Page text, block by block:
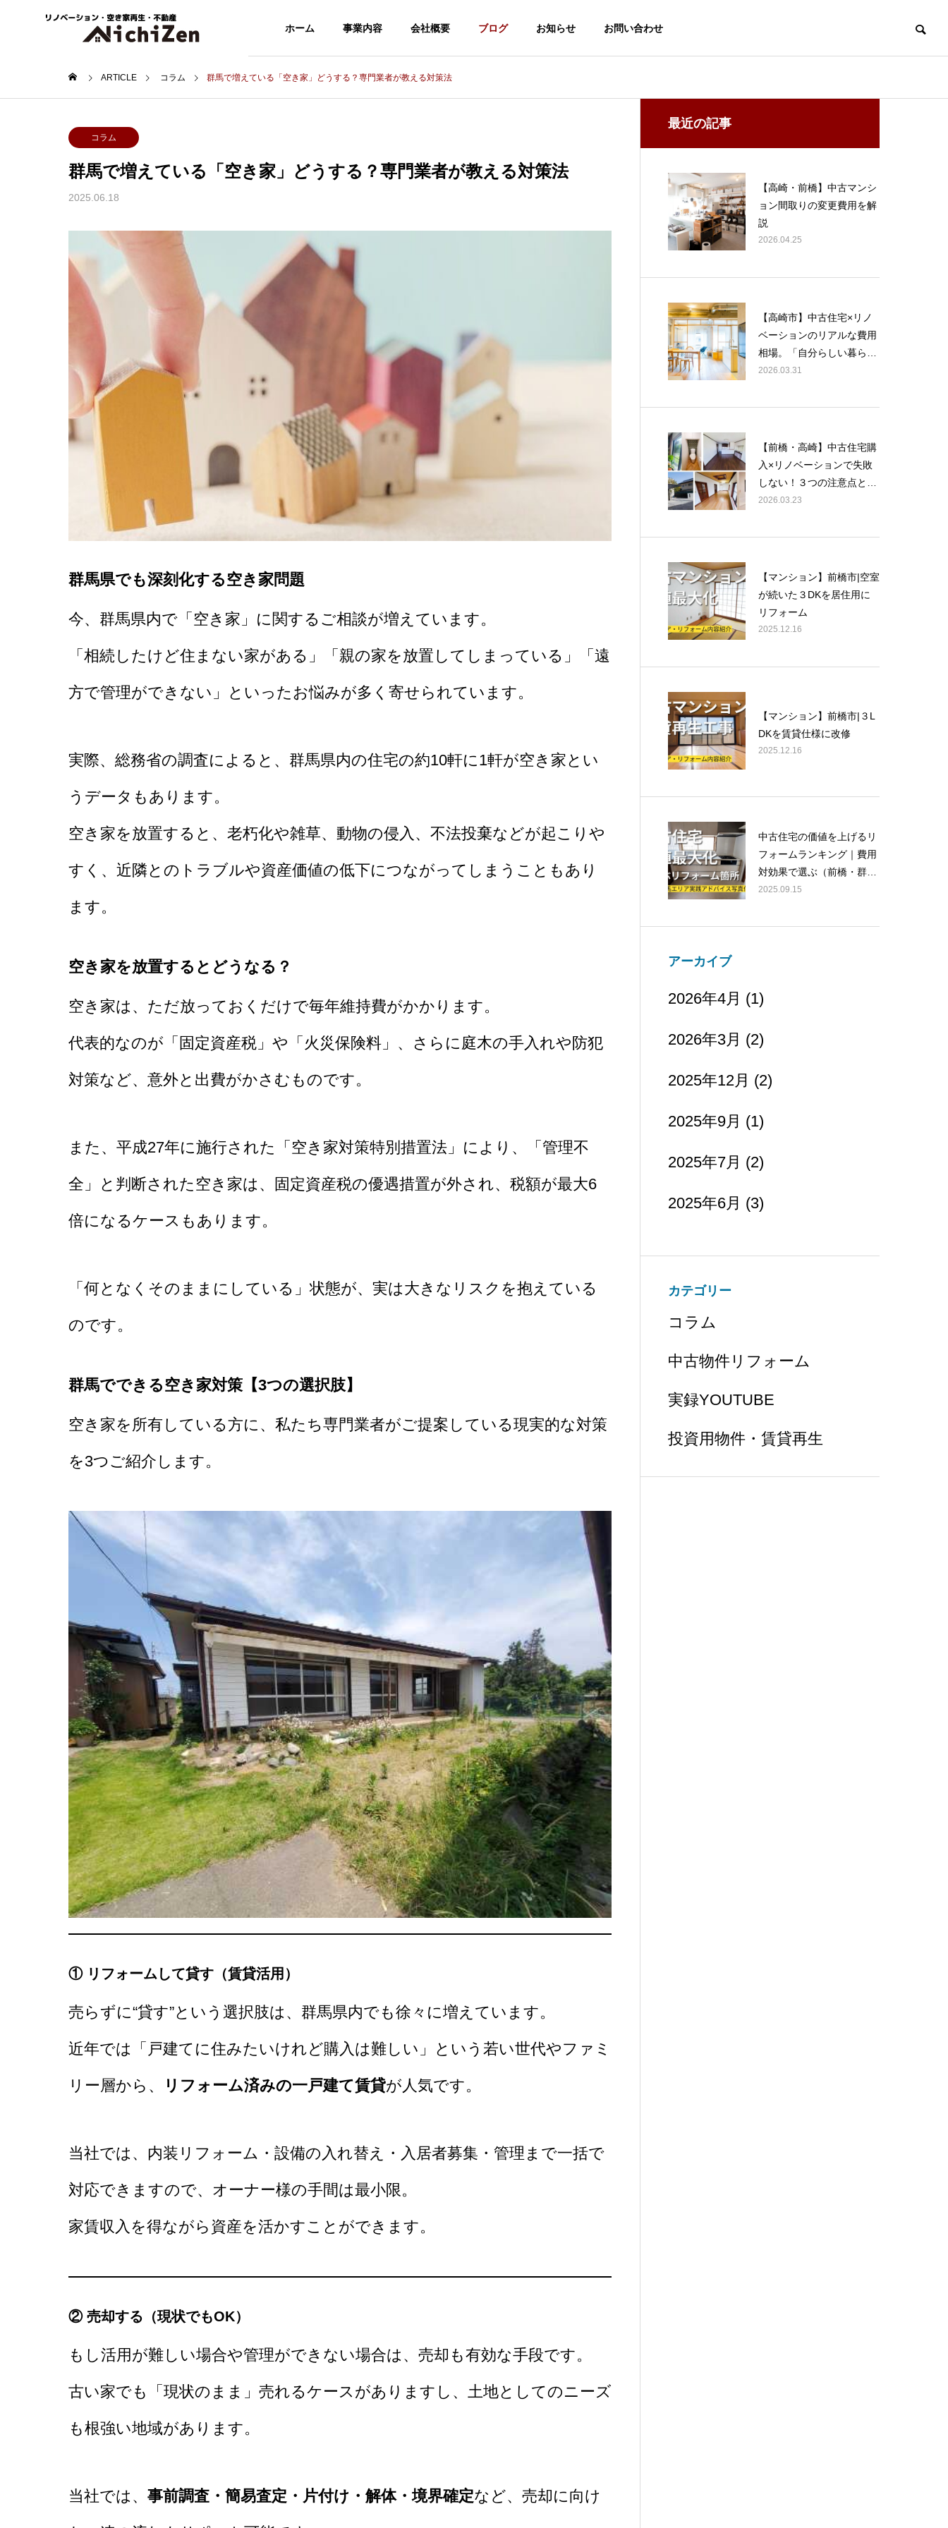
ホーム 事業内容 会社概要 ブログ お知らせ お問い合わせ
SERVICE
賃貸・空き家
再生
賃貸物件・空き
家の再生事業
不動産物件情
COMPANY
COMPANY
会社概要
ACCESS
ARTICLE
記事
【高崎・前橋】中古マ
ンション間取りの変
更費用を解説
【高崎市】中古住宅×
リノベーションのリ
アルな費用相場。
し」を手に入れる物
つの注意点と使える
補助金
市|空室が続いた３DK
を居住用にリフォー
ム
市|３LDK
ARTICLE コラム 群馬で増えている「空き家」どうする？専門業者が教える対策法
コラム
群馬で増えている「空き家」どうする？専門業者が教える対策法
2025.06.18
群馬県でも深刻化する空き家問題
今、群馬県内で「空き家」に関するご相談が増えています。
「相続したけど住まない家がある」「親の家を放置してしまっている」「遠
方で管理ができない」といったお悩みが多く寄せられています。
実際、総務省の調査によると、群馬県内の住宅の約10軒に1軒が空き家とい
うデータもあります。
空き家を放置すると、老朽化や雑草、動物の侵入、不法投棄などが起こりや
すく、近隣とのトラブルや資産価値の低下につながってしまうこともあり
ます。
空き家を放置するとどうなる？
空き家は、ただ放っておくだけで毎年維持費がかかります。
代表的なのが「固定資産税」や「火災保険料」、さらに庭木の手入れや防犯
対策など、意外と出費がかさむものです。
また、平成27年に施行された「空き家対策特別措置法」により、「管理不
全」と判断された空き家は、固定資産税の優遇措置が外され、税額が最大6
倍になるケースもあります。
「何となくそのままにしている」状態が、実は大きなリスクを抱えている
のです。
群馬でできる空き家対策【3つの選択肢】
空き家を所有している方に、私たち専門業者がご提案している現実的な対策
を3つご紹介します。
① リフォームして貸す（賃貸活用）
売らずに“貸す”という選択肢は、群馬県内でも徐々に増えています。
近年では「戸建てに住みたいけれど購入は難しい」という若い世代やファミ
リー層から、 リフォーム済みの一戸建て賃貸が人気です。
当社では、内装リフォーム・設備の入れ替え・入居者募集・管理まで一括で
対応できますので、オーナー様の手間は最小限。
家賃収入を得ながら資産を活かすことができます。
② 売却する（現状でもOK）
もし活用が難しい場合や管理ができない場合は、売却も有効な手段です。
古い家でも「現状のまま」売れるケースがありますし、土地としてのニーズ
も根強い地域があります。
当社では、 事前調査・簡易査定・片付け・解体・境界確定など、売却に向け
最近の記事
【高崎・前橋】中古マンシ
ョン間取りの変更費用を解
説
2026.04.25
【高崎市】中古住宅×リノ
ベーションのリアルな費用
相場。「自分らしい暮ら
し」を手に入れる物件選び
2026.03.31
【前橋・高崎】中古住宅購
入×リノベーションで失敗
しない！３つの注意点と使
える補助金
2026.03.23
【マンション】前橋市|空室
が続いた３DKを居住用に
リフォーム
2025.12.16
【マンション】前橋市|３L
DKを賃貸仕様に改修
2025.12.16
中古住宅の価値を上げるリ
フォームランキング｜費用
対効果で選ぶ（前橋・群馬
対応）
2025.09.15
アーカイブ
2026年4月 (1)
2026年3月 (2)
2025年12月 (2)
2025年9月 (1)
2025年7月 (2)
2025年6月 (3)
カテゴリー
コラム
中古物件リフォーム
実録YOUTUBE
投資用物件・賃貸再生